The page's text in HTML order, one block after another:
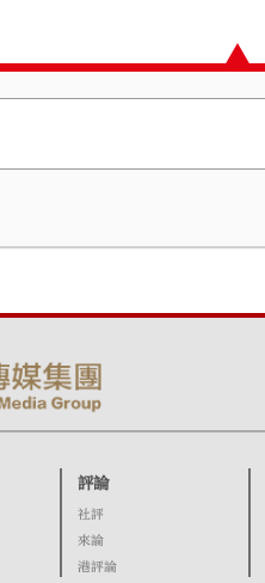
評論
社評
來論
港評論